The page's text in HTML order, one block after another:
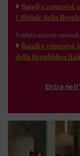
Bandi e concorsi:
Ufficiale della
Pubblicazione:
Bandi e concorsi:
della Repubblica
Entra